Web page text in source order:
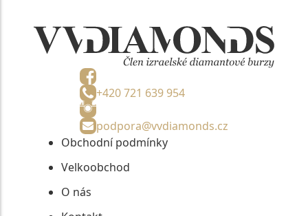
+420 721 639 954
podpora@vvdiamonds.cz
Obchodní podmínky
Velkoobchod
O nás